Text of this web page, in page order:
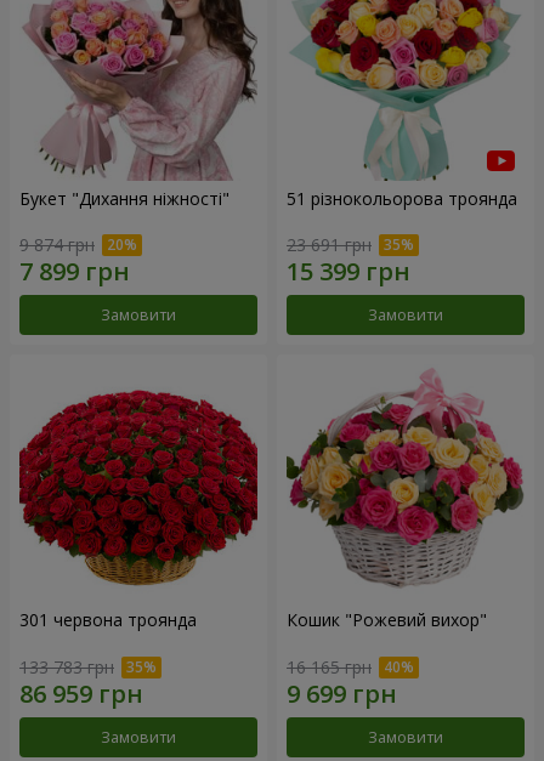
Букет "Дихання ніжності"
9 874 грн
Замовити
51 різнокольорова троянда
23 691 грн
Замовити
301 червона троянда
133 783 грн
Замовити
Кошик "Рожевий вихор"
16 165 грн
Замовити